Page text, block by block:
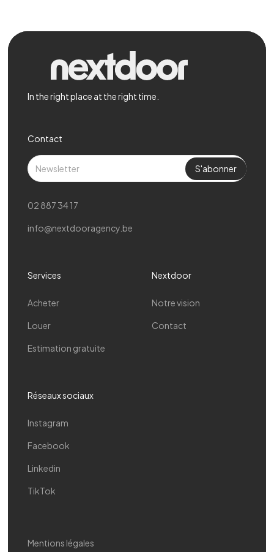
In the right place at the right time.
Services
Acheter
Louer
Estimation gratuite
Nextdoor
Notre vision
Contact
Réseaux sociaux
Instagram
Facebook
Linkedin
TikTok
Contact
02 887 34 17
info@nextdooragency.be
Mentions légales